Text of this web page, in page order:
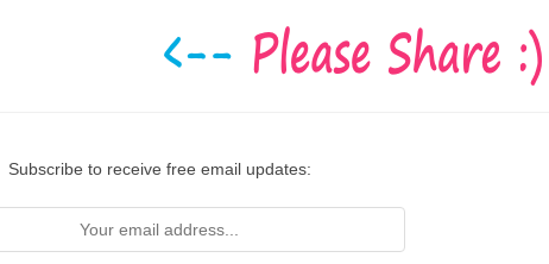
Subscribe to receive free email updates: